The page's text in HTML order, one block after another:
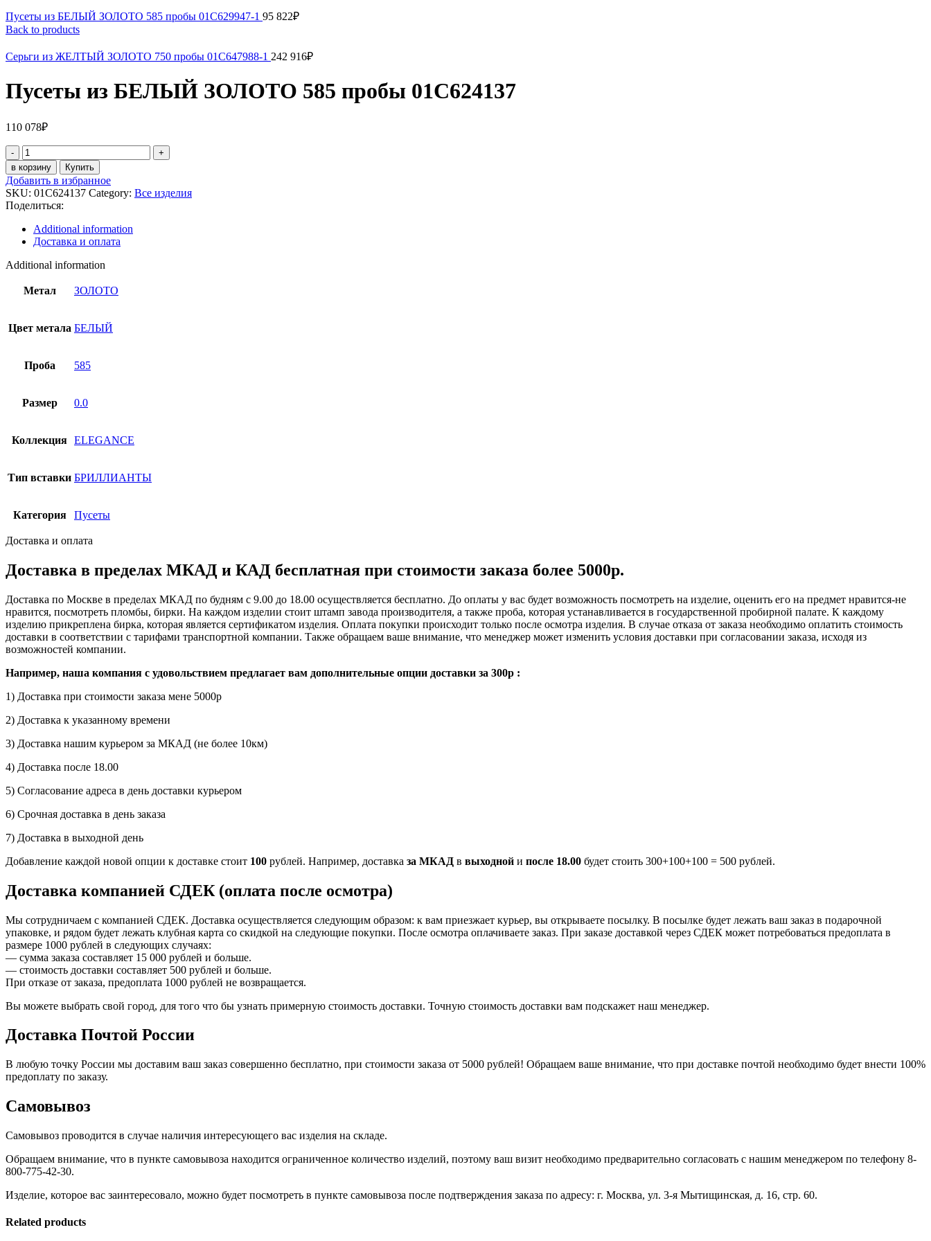
Пусеты из БЕЛЫЙ ЗОЛОТО 585 пробы 01С629947-1 95 822₽
Back to products
Серьги из ЖЕЛТЫЙ ЗОЛОТО 750 пробы 01С647988-1 242 916₽
Пусеты из БЕЛЫЙ ЗОЛОТО 585 пробы 01С624137
110 078₽
Пусеты
из
БЕЛЫЙ
ЗОЛОТО
585
пробы
01С624137
quantity
в корзину Купить
Добавить в избранное
SKU: 01С624137 Category: Все изделия
Поделиться:
Additional information
Доставка и оплата
Additional information
Метал ЗОЛОТО
Цвет метала БЕЛЫЙ
Проба 585
Размер 0.0
Коллекция ELEGANCE
Тип вставки БРИЛЛИАНТЫ
Категория Пусеты
Доставка и оплата
Доставка в пределах МКАД и КАД бесплатная при стоимости заказа более 5000р.
Доставка по Москве в пределах МКАД по будням с 9.00 до 18.00 осуществляется бесплатно. До оплаты у вас будет возможность посмотреть на изделие, оценить его на предмет нравится-не
нравится, посмотреть пломбы, бирки. На каждом изделии стоит штамп завода производителя, а также проба, которая устанавливается в государственной пробирной палате. К каждому
изделию прикреплена бирка, которая является сертификатом изделия. Оплата покупки происходит только после осмотра изделия. В случае отказа от заказа необходимо оплатить стоимость
доставки в соответствии с тарифами транспортной компании. Также обращаем ваше внимание, что менеджер может изменить условия доставки при согласовании заказа, исходя из
возможностей компании.
Например, наша компания с удовольствием предлагает вам дополнительные опции доставки за 300р :
1) Доставка при стоимости заказа мене 5000р
2) Доставка к указанному времени
3) Доставка нашим курьером за МКАД (не более 10км)
4) Доставка после 18.00
5) Согласование адреса в день доставки курьером
6) Срочная доставка в день заказа
7) Доставка в выходной день
Добавление каждой новой опции к доставке стоит 100 рублей. Например, доставка за МКАД в выходной и после 18.00 будет стоить 300+100+100 = 500 рублей.
Доставка компанией СДЕК (оплата после осмотра)
Мы сотрудничаем с компанией СДЕК. Доставка осуществляется следующим образом: к вам приезжает курьер, вы открываете посылку. В посылке будет лежать ваш заказ в подарочной
упаковке, и рядом будет лежать клубная карта со скидкой на следующие покупки. После осмотра оплачиваете заказ. При заказе доставкой через СДЕК может потребоваться предоплата в
размере 1000 рублей в следующих случаях:
— сумма заказа составляет 15 000 рублей и больше.
— стоимость доставки составляет 500 рублей и больше.
При отказе от заказа, предоплата 1000 рублей не возвращается.
Вы можете выбрать свой город, для того что бы узнать примерную стоимость доставки. Точную стоимость доставки вам подскажет наш менеджер.
Доставка Почтой России
В любую точку России мы доставим ваш заказ совершенно бесплатно, при стоимости заказа от 5000 рублей! Обращаем ваше внимание, что при доставке почтой необходимо будет внести 100%
предоплату по заказу.
Самовывоз
Самовывоз проводится в случае наличия интересующего вас изделия на складе.
Обращаем внимание, что в пункте самовывоза находится ограниченное количество изделий, поэтому ваш визит необходимо предварительно согласовать с нашим менеджером по телефону 8-
800-775-42-30.
Изделие, которое вас заинтересовало, можно будет посмотреть в пункте самовывоза после подтверждения заказа по адресу: г. Москва, ул. 3-я Мытищинская, д. 16, стр. 60.
Related products